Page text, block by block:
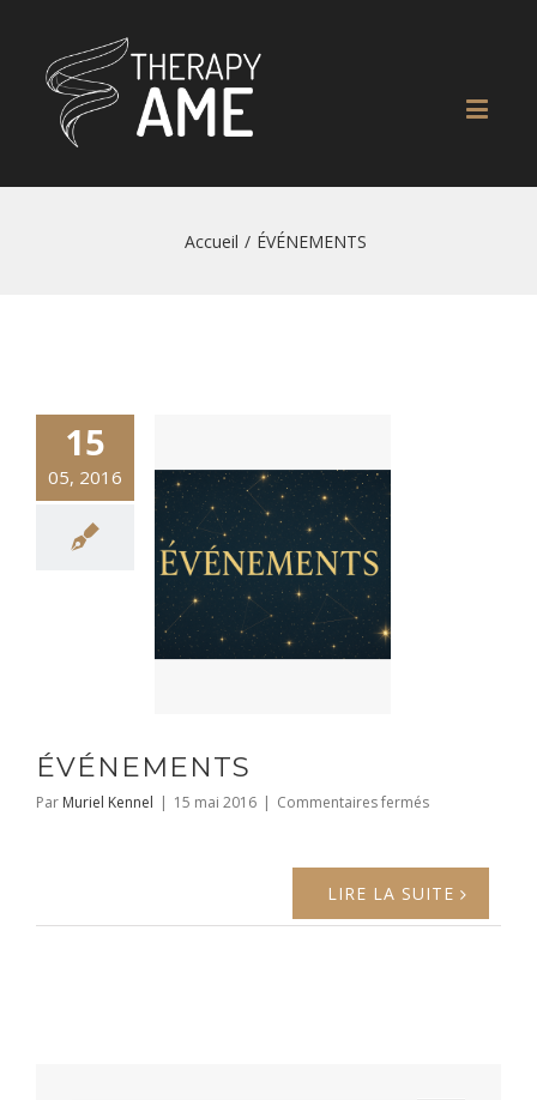
Accueil / ÉVÉNEMENTS
15
05, 2016
ÉVÉNEMENTS
Par Muriel Kennel | 15 mai 2016 | Commentaires ferméssur
LIRE LA SUITE